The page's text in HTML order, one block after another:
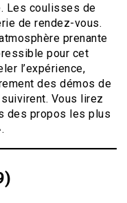
Les coulisses de
de rendez-vous.
prenante
pour cet
l’expérience,
des démos de
Vous lirez
des propos les plus